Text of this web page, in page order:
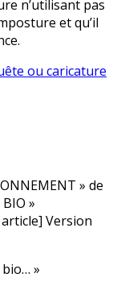
n’utilisant pas
et qu’il
ou caricature
» de
»
Version
»